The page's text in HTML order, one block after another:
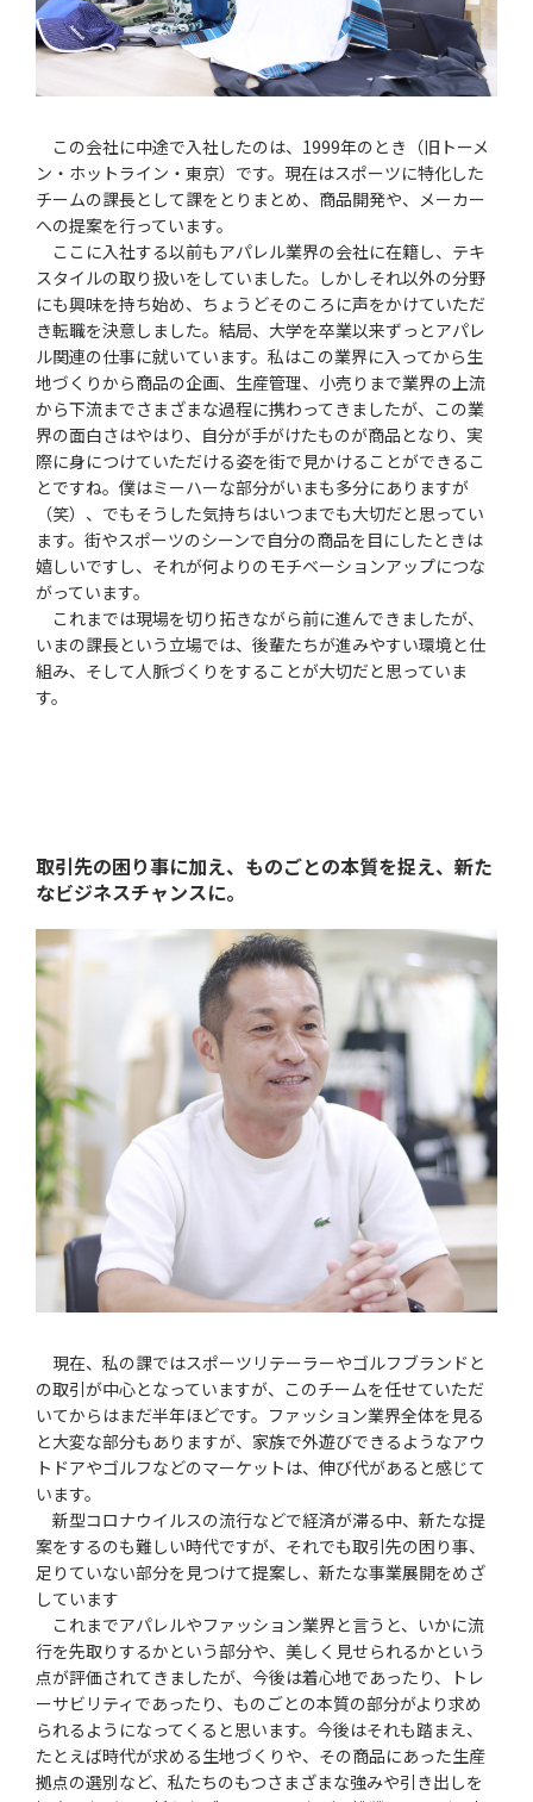
この会社に中途で入社したのは、1999年のとき（旧トーメ
ン・ホットライン・東京）です。現在はスポーツに特化した
チームの課長として課をとりまとめ、商品開発や、メーカー
への提案を行っています。
ここに入社する以前もアパレル業界の会社に在籍し、テキ
スタイルの取り扱いをしていました。しかしそれ以外の分野
にも興味を持ち始め、ちょうどそのころに声をかけていただ
き転職を決意しました。結局、大学を卒業以来ずっとアパレ
ル関連の仕事に就いています。私はこの業界に入ってから生
地づくりから商品の企画、生産管理、小売りまで業界の上流
から下流までさまざまな過程に携わってきましたが、この業
界の面白さはやはり、自分が手がけたものが商品となり、実
際に身につけていただける姿を街で見かけることができるこ
とですね。僕はミーハーな部分がいまも多分にありますが
（笑）、でもそうした気持ちはいつまでも大切だと思ってい
ます。街やスポーツのシーンで自分の商品を目にしたときは
嬉しいですし、それが何よりのモチベーションアップにつな
がっています。
これまでは現場を切り拓きながら前に進んできましたが、
いまの課長という立場では、後輩たちが進みやすい環境と仕
組み、そして人脈づくりをすることが大切だと思っていま
す。
取引先の困り事に加え、 ものごとの本質を捉え、新た
なビジネスチャンスに。
現在、私の課ではスポーツリテーラーやゴルフブランドと
の取引が中心となっていますが、このチームを任せていただ
いてからはまだ半年ほどです。ファッション業界全体を見る
と大変な部分もありますが、家族で外遊びできるようなアウ
トドアやゴルフなどのマーケットは、伸び代があると感じて
います。
新型コロナウイルスの流行などで経済が滞る中、新たな提
案をするのも難しい時代ですが、それでも取引先の困り事、
足りていない部分を見つけて提案し、新たな事業展開をめざ
しています
これまでアパレルやファッション業界と言うと、いかに流
行を先取りするかという部分や、美しく見せられるかという
点が評価されてきましたが、今後は着心地であったり、トレ
ーサビリティであったり、ものごとの本質の部分がより求め
られるようになってくると思います。今後はそれも踏まえ、
たとえば時代が求める生地づくりや、その商品にあった生産
拠点の選別など、私たちのもつさまざまな強みや引き出しを